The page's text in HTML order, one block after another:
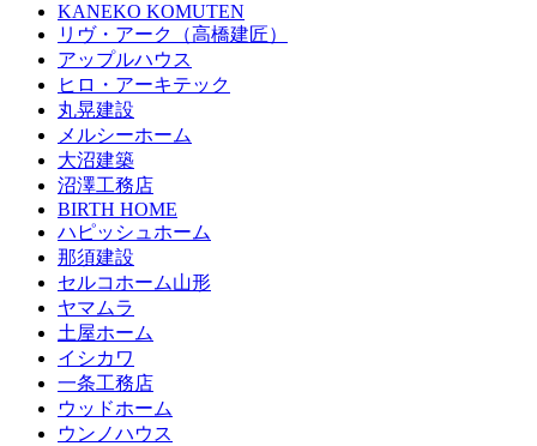
KANEKO KOMUTEN
リヴ・アーク（高橋建匠）
アップルハウス
ヒロ・アーキテック
丸晃建設
メルシーホーム
大沼建築
沼澤工務店
BIRTH HOME
ハピッシュホーム
那須建設
セルコホーム山形
ヤマムラ
土屋ホーム
イシカワ
一条工務店
ウッドホーム
ウンノハウス